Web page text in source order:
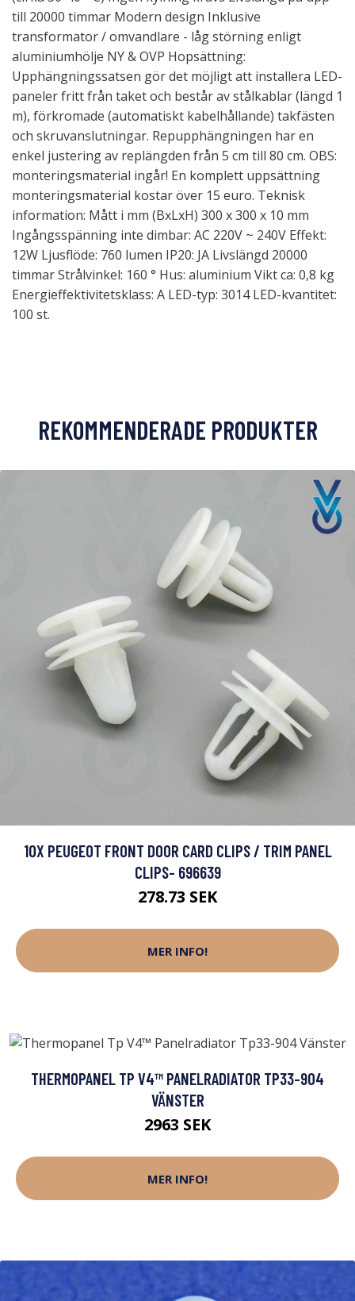
till 20000 timmar Modern design Inklusive
transformator / omvandlare - låg störning enligt
aluminiumhölje NY & OVP Hopsättning:
Upphängningssatsen gör det möjligt att installera LED-
paneler fritt från taket och består av stålkablar (längd 1
m), förkromade (automatiskt kabelhållande) takfästen
och skruvanslutningar. Repupphängningen har en
enkel justering av replängden från 5 cm till 80 cm. OBS:
monteringsmaterial ingår! En komplett uppsättning
monteringsmaterial kostar över 15 euro. Teknisk
information: Mått i mm (BxLxH) 300 x 300 x 10 mm
Ingångsspänning inte dimbar: AC 220V ~ 240V Effekt:
12W Ljusflöde: 760 lumen IP20: JA Livslängd 20000
timmar Strålvinkel: 160 ° Hus: aluminium Vikt ca: 0,8 kg
Energieffektivitetsklass: A LED-typ: 3014 LED-kvantitet:
100 st.
REKOMMENDERADE PRODUKTER
10X PEUGEOT FRONT DOOR CARD CLIPS / TRIM PANEL
CLIPS- 696639
278.73 SEK
MER INFO!
THERMOPANEL TP V4™ PANELRADIATOR TP33-904
VÄNSTER
2963 SEK
MER INFO!